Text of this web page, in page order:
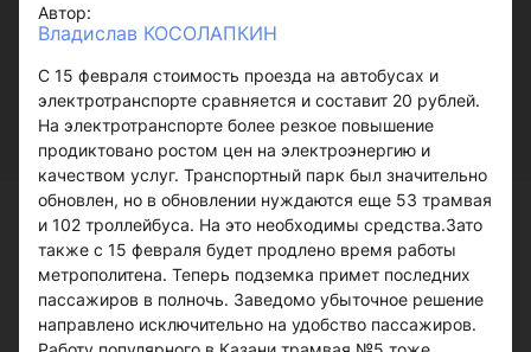
Автор:
Владислав КОСОЛАПКИН
С 15 февраля стоимость проезда на автобусах и
электротранспорте сравняется и составит 20 рублей.
На электротранспорте более резкое повышение
продиктовано ростом цен на электроэнергию и
качеством услуг. Транспортный парк был значительно
обновлен, но в обновлении нуждаются еще 53 трамвая
и 102 троллейбуса. На это необходимы средства.Зато
также с 15 февраля будет продлено время работы
метрополитена. Теперь подземка примет последних
пассажиров в полночь. Заведомо убыточное решение
направлено исключительно на удобство пассажиров.